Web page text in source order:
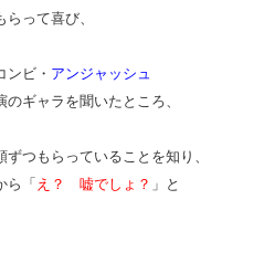
って喜び、
ンビ・ アンジャッシュ
のギャラを聞いたところ、
つもらっていることを知り、
ら「 え？ 嘘でしょ？ 」と